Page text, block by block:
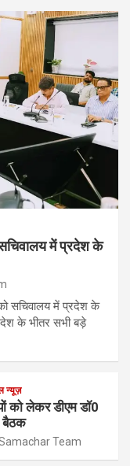
में प्रदेश के
सचिवालय में प्रदेश के
के भीतर सभी बड़े
न्यूज़
को लेकर डीएम डॉ0
बैठक
Team